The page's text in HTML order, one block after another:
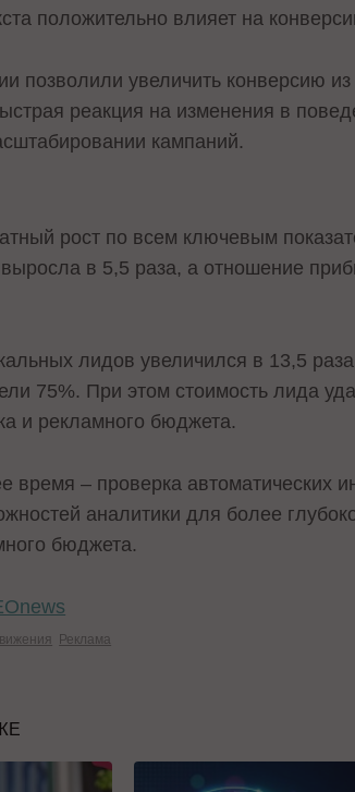
положительно влияет на
позволили увеличить конверсию
реакция на изменения в
кампаний.
рост по всем ключевым
в 5,5 раза, а отношение
лидов увеличился в 13,5
75%. При этом стоимость лида
и рекламного бюджета.
время – проверка автоматических
аналитики для более
бюджета.
Реклама